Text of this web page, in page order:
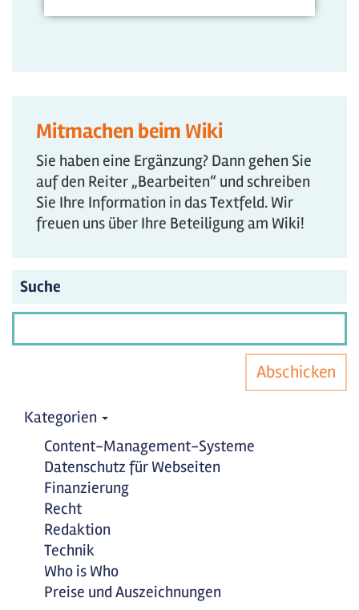
Mitmachen beim Wiki
Sie haben eine Ergänzung? Dann gehen Sie
auf den Reiter „Bearbeiten“ und schreiben
Sie Ihre Information in das Textfeld. Wir
freuen uns über Ihre Beteiligung am Wiki!
Suche
Abschicken
Kategorien
Content-Management-Systeme
Datenschutz für Webseiten
Finanzierung
Recht
Redaktion
Technik
Who is Who
Preise und Auszeichnungen